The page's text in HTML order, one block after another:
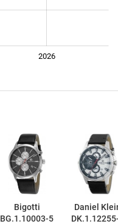
2026
Bigotti
BG.1.10003-5
Daniel